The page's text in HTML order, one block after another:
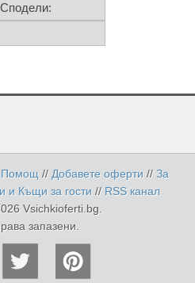
Сподели:
Помощ // Добавете оферти//За
и Къщи за гости // RSS канал
Vsichkioferti.bg.
запазени.